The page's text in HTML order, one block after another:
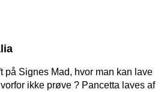
på Signes Mad, hvor man kan lave
ikke prøve ? Pancetta laves af